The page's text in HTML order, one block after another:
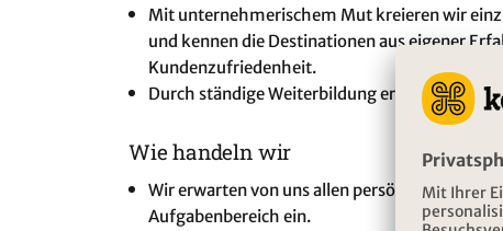
Mit unternehmerischem Mut kreieren wir
und kennen die Destinationen aus eigener
Kundenzufriedenheit.
Durch ständige Weiterbildung erhalten wir
Wie handeln wir
Wir erwarten von uns allen persönliches
Aufgabenbereich ein.